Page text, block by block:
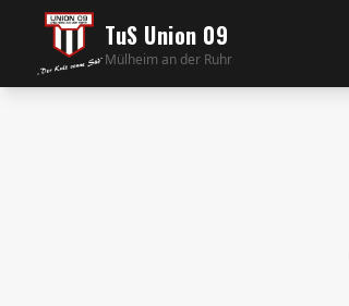
TuS Union 09
Mülheim an der Ruhr